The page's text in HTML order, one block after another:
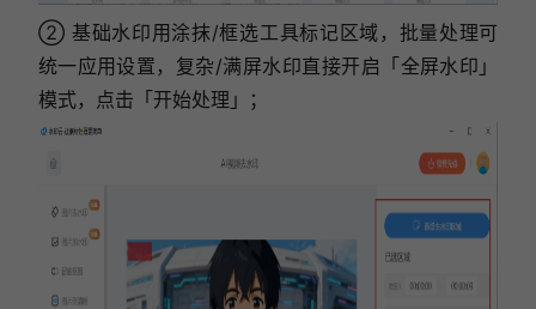
② 基础水印用涂抹/框选工具标记区域，批量处理可
统一应用设置，复杂/满屏水印直接开启「全屏水印」
模式，
点击「开始处理」 ；